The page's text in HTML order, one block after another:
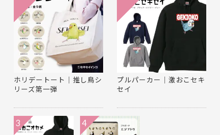
ホリデートート｜推し鳥シ
リーズ第一弾
プルパーカー｜激おこセキ
セイ
3 4